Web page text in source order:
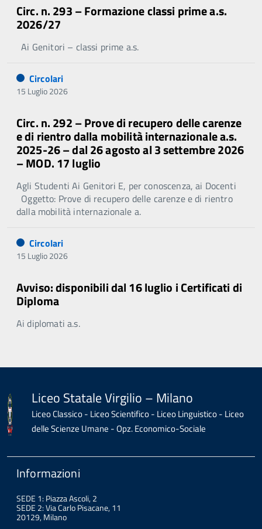
Circ. n. 293 – Formazione classi prime a.s.
2026/27
Ai Genitori – classi prime a.s.
Circolari
15 Luglio 2026
Circ. n. 292 – Prove di recupero delle carenze
e di rientro dalla mobilità internazionale a.s.
2025-26 – dal 26 agosto al 3 settembre 2026
– MOD. 17 luglio
Agli Studenti Ai Genitori E, per conoscenza, ai Docenti
Oggetto: Prove di recupero delle carenze e di rientro
dalla mobilità internazionale a.
Circolari
15 Luglio 2026
Avviso: disponibili dal 16 luglio i Certificati di
Diploma
Ai diplomati a.s.
Liceo Statale Virgilio – Milano
Liceo Classico - Liceo Scientifico - Liceo Linguistico - Liceo
delle Scienze Umane - Opz. Economico-Sociale
Informazioni
SEDE 1: Piazza Ascoli, 2
SEDE 2: Via Carlo Pisacane, 11
20129, Milano